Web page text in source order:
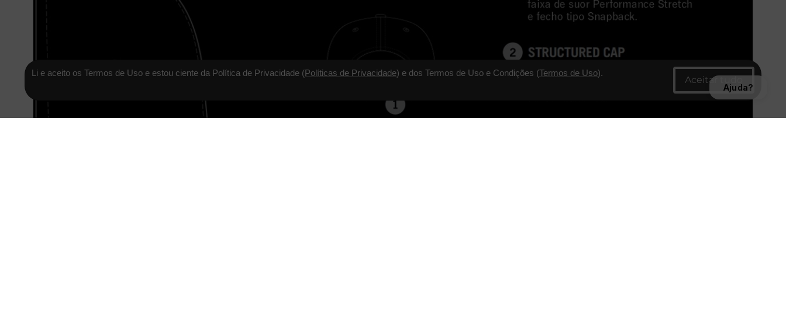
Li e aceito os Termos de Uso e estou ciente da Política de Privacidade (Políticas de Privacidade) e dos Termos de Uso e Condições (Termos de Uso).
Ajuda?